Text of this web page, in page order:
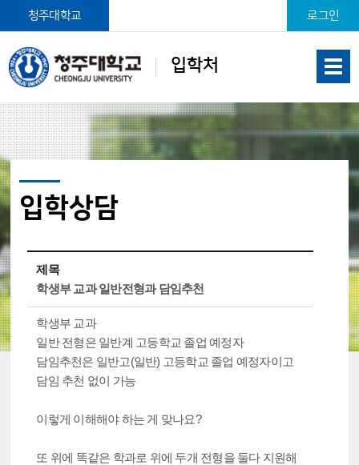
입학처
청주대학교 로그인
입학상담
제목
학생부 교과 일반전형과 담임추천
학생부 교과
일반 전형은 일반계 고등학교 졸업 예정자
담임추천은 일반고(일반) 고등학교 졸업 예정자이고
담임 추천 없이 가능
이렇게 이해해야 하는 게 맞나요?
또 위에 똑같은 학과로 위에 두개 전형을 둘다 지원해